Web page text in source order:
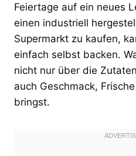
Feiertage auf ein neues
einen industriell
Supermarkt zu kaufen,
einfach selbst backen.
nicht nur über die
auch Geschmack,
bringst.